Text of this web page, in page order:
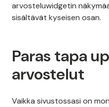
arvosteluwidgetin
sisältävät kyseisen osan.
Paras tapa
arvostelut
Vaikka sivustossasi on